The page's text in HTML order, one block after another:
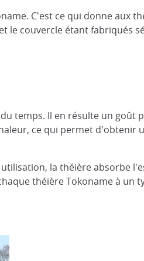
C'est ce qui donne aux
le couvercle étant fabriqués
temps. Il en résulte un goût
ce qui permet d'obtenir
la théière absorbe
théière Tokoname à un